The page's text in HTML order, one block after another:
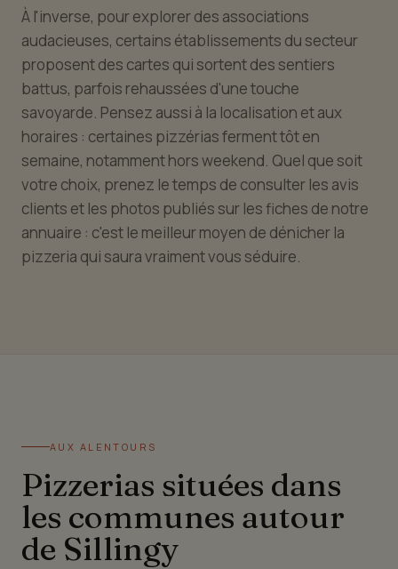
À l'inverse, pour explorer des associations
audacieuses, certains établissements du secteur
proposent des cartes qui sortent des sentiers
battus, parfois rehaussées d'une touche
savoyarde. Pensez aussi à la localisation et aux
horaires : certaines pizzérias ferment tôt en
semaine, notamment hors weekend. Quel que soit
votre choix, prenez le temps de consulter les avis
clients et les photos publiés sur les fiches de notre
annuaire : c'est le meilleur moyen de dénicher la
pizzeria qui saura vraiment vous séduire.
AUX ALENTOURS
Pizzerias situées dans
les communes autour
de Sillingy